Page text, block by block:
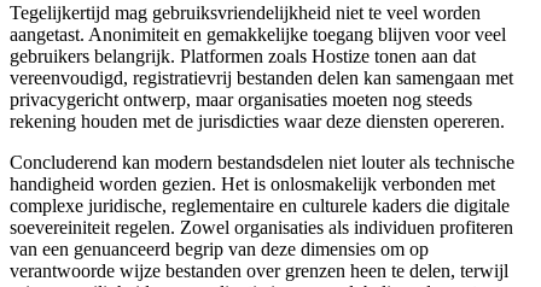
Tegelijkertijd mag gebruiksvriendelijkheid niet te veel worden
aangetast. Anonimiteit en gemakkelijke toegang blijven voor veel
gebruikers belangrijk. Platformen zoals Hostize tonen aan dat
vereenvoudigd, registratievrij bestanden delen kan samengaan met
privacygericht ontwerp, maar organisaties moeten nog steeds
rekening houden met de jurisdicties waar deze diensten opereren.
Concluderend kan modern bestandsdelen niet louter als technische
handigheid worden gezien. Het is onlosmakelijk verbonden met
complexe juridische, reglementaire en culturele kaders die digitale
soevereiniteit regelen. Zowel organisaties als individuen profiteren
van een genuanceerd begrip van deze dimensies om op
verantwoorde wijze bestanden over grenzen heen te delen, terwijl